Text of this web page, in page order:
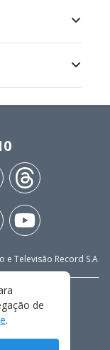
e Televisão Record S.A
de
.